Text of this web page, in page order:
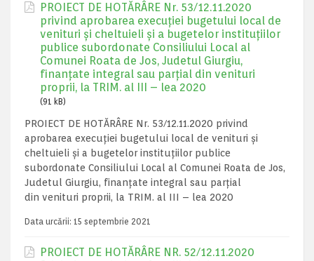
PROIECT DE HOTĂRÂRE Nr. 53/12.11.2020
privind aprobarea execuţiei bugetului local de
venituri şi cheltuieli şi a bugetelor instituţiilor
publice subordonate Consiliului Local al
Comunei Roata de Jos, Judetul Giurgiu,
finanţate integral sau parţial din venituri
proprii, la TRIM. al III – lea 2020
(91 kB)
PROIECT DE HOTĂRÂRE Nr. 53/12.11.2020 privind
aprobarea execuţiei bugetului local de venituri şi
cheltuieli şi a bugetelor instituţiilor publice
subordonate Consiliului Local al Comunei Roata de Jos,
Judetul Giurgiu, finanţate integral sau parţial
din venituri proprii, la TRIM. al III – lea 2020
Data urcării: 15 septembrie 2021
PROIECT DE HOTĂRÂRE NR. 52/12.11.2020